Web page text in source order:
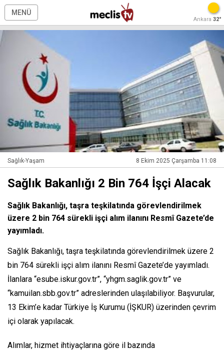
MENÜ
Ankara 32°
Sağlık-Yaşam 8 Ekim 2025 Çarşamba 11:08
Sağlık Bakanlığı 2 Bin 764 İşçi Alacak
Sağlık Bakanlığı, taşra teşkilatında görevlendirilmek
üzere 2 bin 764 sürekli işçi alım ilanını Resmî Gazete’de
yayımladı.
Sağlık Bakanlığı, taşra teşkilatında görevlendirilmek üzere 2
bin 764 sürekli işçi alım ilanını Resmî Gazete’de yayımladı.
İlanlara “esube.iskur.gov.tr”, “yhgm.saglik.gov.tr” ve
“kamuilan.sbb.gov.tr” adreslerinden ulaşılabiliyor. Başvurular,
13 Ekim’e kadar Türkiye İş Kurumu (İŞKUR) üzerinden çevrim
içi olarak yapılacak.
Alımlar, hizmet ihtiyaçlarına göre il bazında